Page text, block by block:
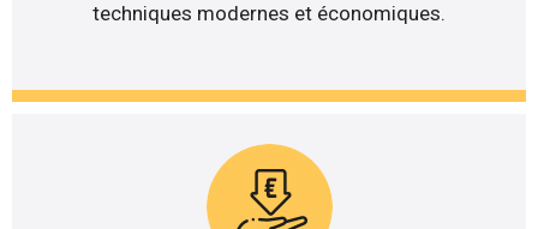
techniques modernes et économiques.